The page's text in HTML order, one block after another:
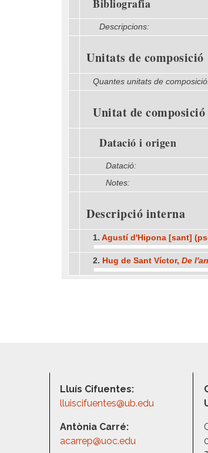
Bibliografia
Descripcions:
Unitats de composició
Quantes unitats de
Unitat de
Datació i origen
Datació:
Notes:
Descripció interna
1. Agustí d'Hipona [sant]
2. Hug de Sant Víctor, De
Lluís Cifuentes:
lluiscifuentes@ub.edu
Antònia Carré:
acarrep@uoc.edu